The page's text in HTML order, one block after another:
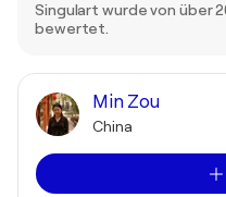
Singulart wurde von über
bewertet.
Min Zou
China